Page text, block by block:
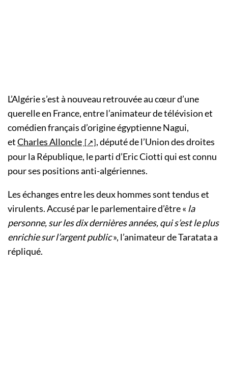
L’Algérie s’est à nouveau retrouvée au cœur d’une
querelle en France, entre l’animateur de télévision et
comédien français d’origine égyptienne Nagui,
etCharles Alloncle
, député de l’Union des droites
pour la République, le parti d’Eric Ciotti qui est connu
pour ses positions anti-algériennes.
Les échanges entre les deux hommes sont tendus et
virulents. Accusé par le parlementaire d’être « la
personne, sur les dix dernières années, qui s’est le plus
enrichie sur l’argent public», l’animateur de Taratata a
répliqué.